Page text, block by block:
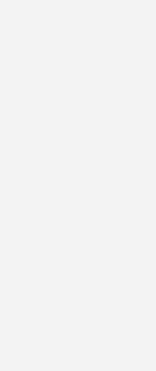
stellt
im Verhältnis zu
Anzahl an
sich auch im
Bediensteten im
55 Jahre wurden
al. 2017). So lag
bei 41,6 %,
aller
24,7 %